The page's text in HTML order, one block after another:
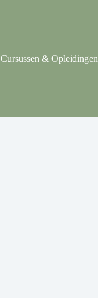
Cursussen & Opleidingen